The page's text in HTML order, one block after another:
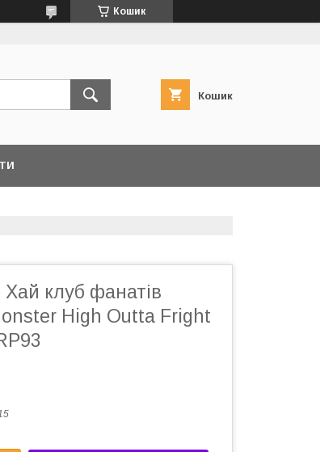
Кошик
Кошик
клуб фанатів
High Outta Fright